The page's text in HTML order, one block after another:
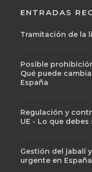
ENTRADAS
Tramitación de la
Posible
Qué puede
España
Regulación y
UE - Lo que
Gestión del jabalí
urgente en España